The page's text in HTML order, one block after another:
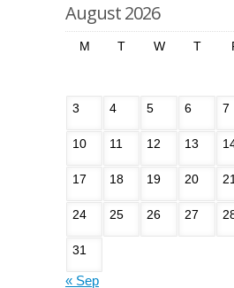
August 2026
M T W T
3 4 5 6 7
10 11 12 13
17 18 19 20
24 25 26 27
31
« Sep